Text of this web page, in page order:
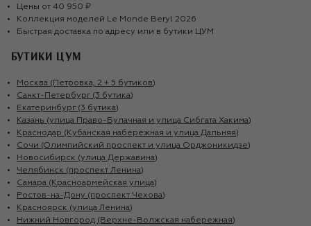
Цены от 40 950 ₽
Коллекция моделей Le Monde Beryl 2026
Быстрая доставка по адресу или в бутики ЦУМ
БУТИКИ ЦУМ
Москва (Петровка, 2 + 5 бутиков)
Санкт-Петербург (3 бутика)
Екатеринбург (3 бутика)
Казань (улица Право-Булачная и улица Сибгата Хакима)
Краснодар (Кубанская набережная и улица Дальняя)
Сочи (Олимпийский проспект и улица Орджоникидзе)
Новосибирск (улица Державина)
Челябинск (проспект Ленина)
Самара (Красноармейская улица)
Ростов-на-Дону (проспект Чехова)
Красноярск (улица Ленина)
Нижний Новгород (Верхне-Волжская набережная)